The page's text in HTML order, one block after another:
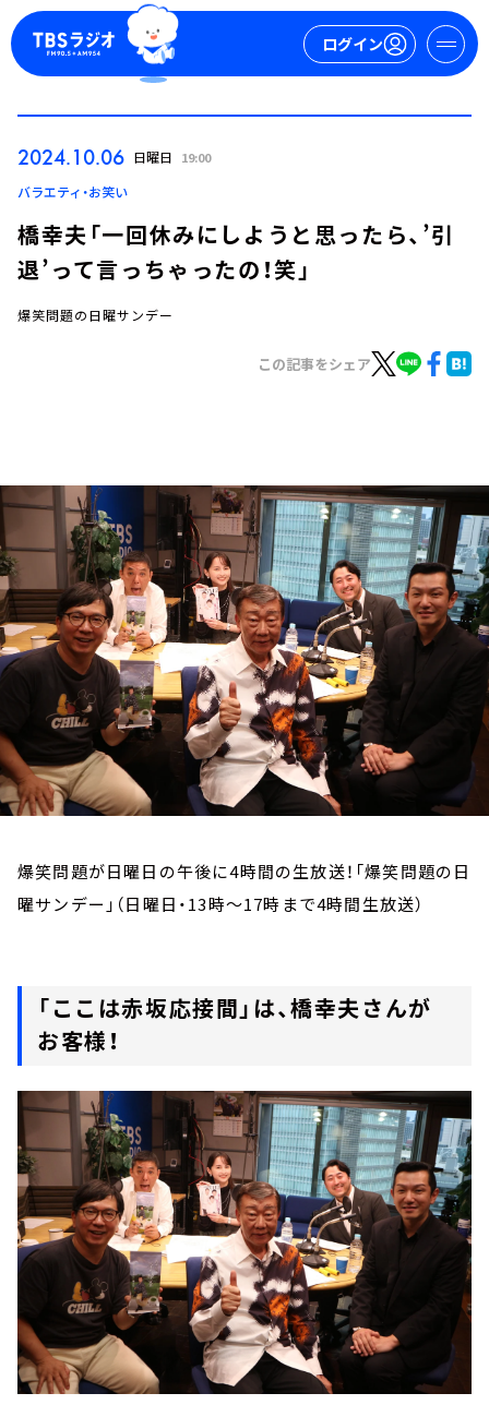
ログイン
ログイン
お知らせ
イベント・グッズ
YouTube
会社情報
2024.10.06 日曜日 19:00
バラエティ・お笑い
橋幸夫「一回休みにしようと思ったら、’引
退’って言っちゃったの！笑」
爆笑問題の日曜サンデー
この記事をシェア
爆笑問題が日曜日の午後に4時間の生放送！「爆笑問題の日
曜サンデー」（日曜日・13時～17時まで4時間生放送）
「ここは赤坂応接間」は、橋幸夫さんが
お客様！